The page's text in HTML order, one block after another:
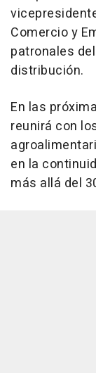
Comercio y
patronales
distribución.
En las
reunirá con
en la
más allá del